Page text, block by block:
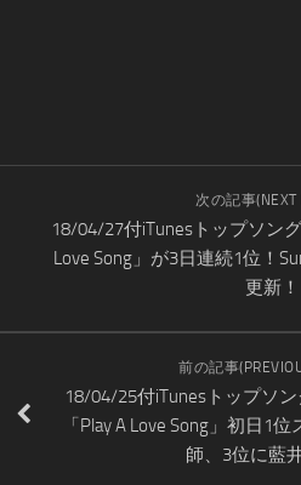
次の記事(NEXT
18/04/27付iTunesトップソン
Love Song」が3日連続1位！
更新！
前の記事
18/04/25付iTunesトップソ
「Play A Love Song」初日1
師、3位に藍